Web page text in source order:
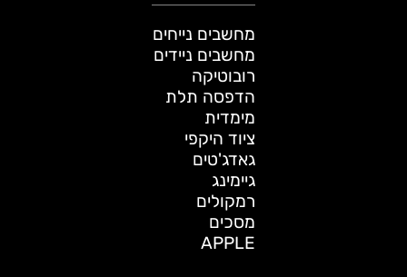
מחשבים נייחים
מחשבים ניידים
רובוטיקה
הדפסה תלת
מימדית
ציוד היקפי
גאדג'טים
גיימינג
רמקולים
מסכים
APPLE